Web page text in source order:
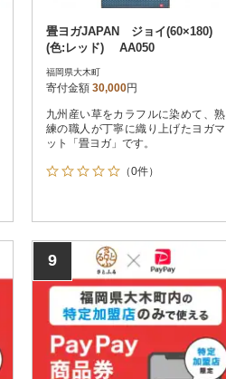
畳ヨガJAPAN ジョイ(60×180)
(色:レッド) AA050
福岡県大木町
寄付金額 30,000円
九州産い草をカラフルに染めて、熟
練の職人が丁寧に織り上げたヨガマ
ット「畳ヨガ」です。
（0件）
9